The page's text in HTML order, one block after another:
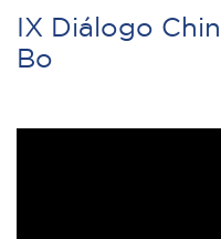
IX Diálogo
Bo